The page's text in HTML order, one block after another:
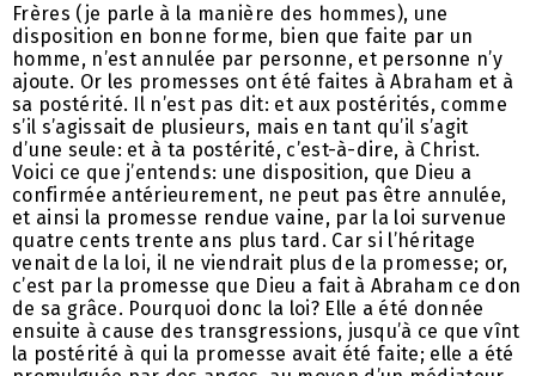
Frères (je parle à la manière des hommes), une
disposition en bonne forme, bien que faite par un
homme, n’est annulée par personne, et personne n’y
ajoute. Or les promesses ont été faites à Abraham et à
sa postérité. Il n’est pas dit: et aux postérités, comme
s’il s’agissait de plusieurs, mais en tant qu’il s’agit
d’une seule: et à ta postérité, c’est-à-dire, à Christ.
Voici ce que j’entends: une disposition, que Dieu a
confirmée antérieurement, ne peut pas être annulée,
et ainsi la promesse rendue vaine, par la loi survenue
quatre cents trente ans plus tard. Car si l’héritage
venait de la loi, il ne viendrait plus de la promesse; or,
c’est par la promesse que Dieu a fait à Abraham ce don
de sa grâce. Pourquoi donc la loi? Elle a été donnée
ensuite à cause des transgressions, jusqu’à ce que vînt
la postérité à qui la promesse avait été faite; elle a été